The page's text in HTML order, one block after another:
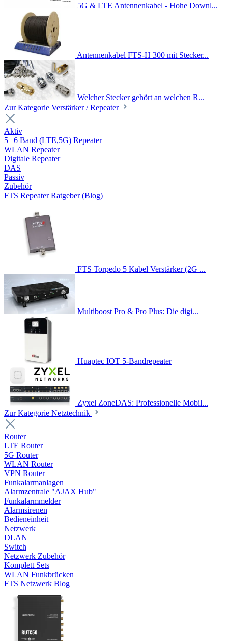
5G & LTE Antennenkabel - Hohe Downl...
Antennenkabel FTS-H 300 mit Stecker...
Welcher Stecker gehört an welchen R...
Zur Kategorie Verstärker / Repeater
Aktiv
5 | 6 Band (LTE,5G) Repeater
WLAN Repeater
Digitale Repeater
DAS
Passiv
Zubehör
FTS Repeater Ratgeber (Blog)
FTS Torpedo 5 Kabel Verstärker (2G ...
Multiboost Pro & Pro Plus: Die digi...
Huaptec IOT 5-Bandrepeater
Zyxel ZoneDAS: Professionelle Mobil...
Zur Kategorie Netztechnik
Router
LTE Router
5G Router
WLAN Router
VPN Router
Funkalarmanlagen
Alarmzentrale "AJAX Hub"
Funkalarmmelder
Alarmsirenen
Bedieneinheit
Netzwerk
DLAN
Switch
Netzwerk Zubehör
Komplett Sets
WLAN Funkbrücken
FTS Netzwerk Blog